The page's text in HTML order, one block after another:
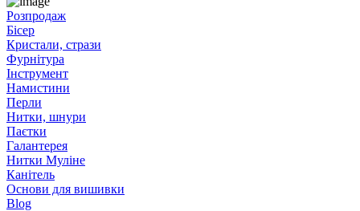
Розпродаж
Бісер
Кристали, стрази
Фурнітура
Інструмент
Намистини
Перли
Нитки, шнури
Паєтки
Галантерея
Нитки Муліне
Канітель
Основи для вишивки
Blog